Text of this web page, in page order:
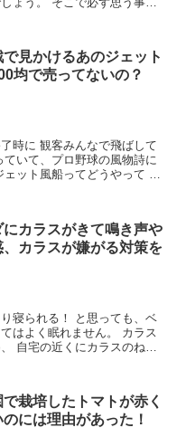
見かけるあのジェット
均で売ってないの？
飛ばして
にカラスがきて鳴き声や
カラスが嫌がる対策を
と思っても、ベ
く眠れません。 カラス
ぐ
栽培したトマトが赤く
には理由があった！